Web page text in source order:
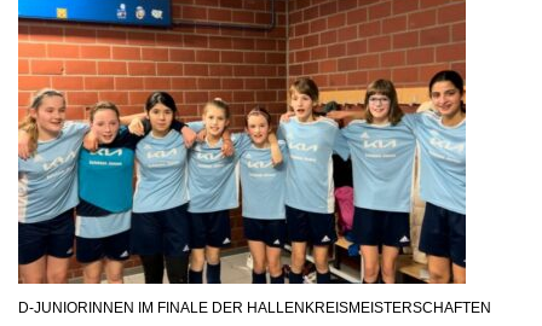
D-JUNIORINNEN IM FINALE DER HALLENKREISMEISTERSCHAFTEN